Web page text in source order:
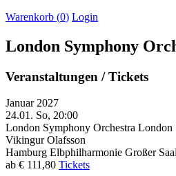
Warenkorb (0) Login
London Symphony
Veranstaltungen / Tickets
Januar 2027
24.01. So, 20:00
London Symphony Orchestra London
Vikingur Olafsson
Hamburg Elbphilharmonie Großer
ab € 111,80 Tickets